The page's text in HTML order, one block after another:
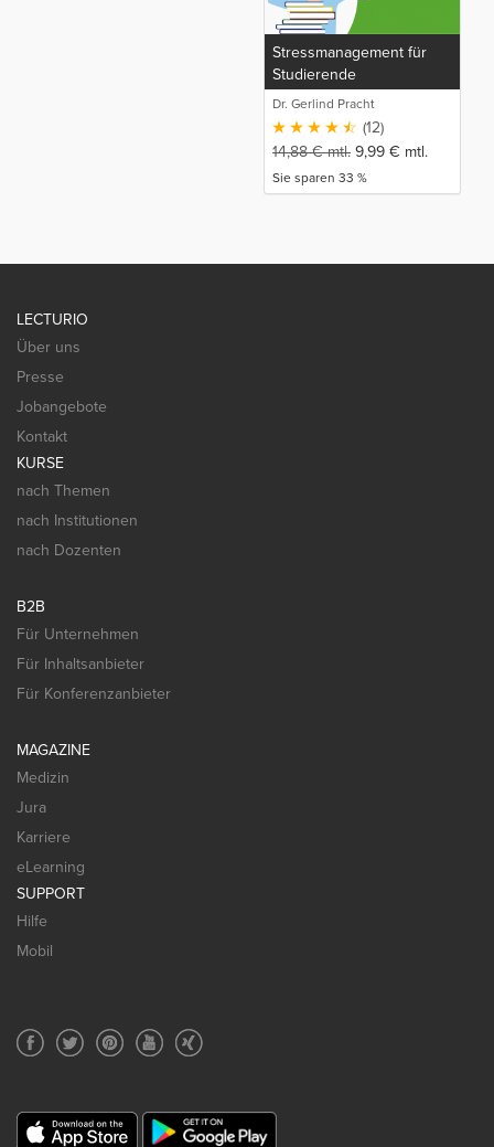
Stressmanagement für
Studierende
Dr. Gerlind Pracht
(12)
14,88€mtl. 9,99 € mtl.
Sie sparen 33 %
LECTURIO
Über uns
Presse
Jobangebote
Kontakt
KURSE
nach Themen
nach Institutionen
nach Dozenten
B2B
Für Unternehmen
Für Inhaltsanbieter
Für Konferenzanbieter
MAGAZINE
Medizin
Jura
Karriere
eLearning
SUPPORT
Hilfe
Mobil